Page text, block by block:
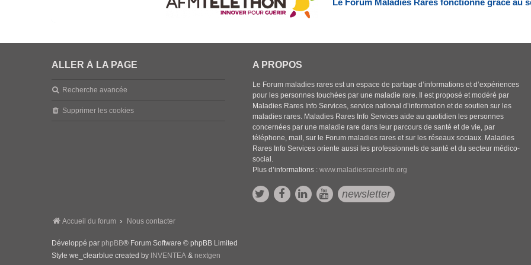
Le Forum Maladies Rares fonctionne grâce au
ALLER À LA PAGE
Recherche avancée
Supprimer les cookies
A PROPOS
Le Forum maladies rares est un espace de partage d’informations et d’expériences
pour les personnes touchées par une maladie rare. Il est proposé et modéré par
Maladies Rares Info Services, service national d’information et de soutien sur les
maladies rares. Maladies Rares Info Services aide au quotidien les personnes
concernées par une maladie rare dans leur parcours de santé et de vie, par
téléphone, mail, sur le Forum maladies rares et sur les réseaux sociaux. Maladies
Rares Info Services oriente aussi les professionnels de santé et du secteur médico-
social.
Plus d’informations :www.maladiesraresinfo.org
newsletter
Accueil du forum Nous contacter
Développé par phpBB® Forum Software © phpBB Limited
Style we_clearblue created by INVENTEA & nextgen